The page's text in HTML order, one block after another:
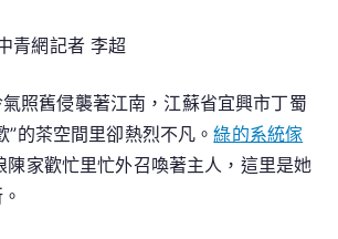
青網記者 李超
照舊侵襲著江南，江蘇省宜興市丁蜀
”的茶空間里卻熱烈不凡。綠的系統傢
陳家歡忙里忙外召喚著主人，這里是她